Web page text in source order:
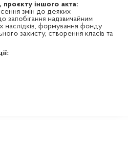
проєкту іншого акта:
змін до деяких
запобігання надзвичайним
їх наслідків, формування фонду
захисту, створення класів та